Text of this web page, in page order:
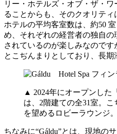
リー・ホテルズ・オブ・ザ・
ることからも、そのクオリテ
ホテルの平均客室数は、約50
め、それぞれの経営者の独自
されているのが楽しみなのです
とこぢんまりとしており、長期
▲ 2024年にオープンした
は、2階建ての全31室。
を望めるロビーラウンジ。
ちなみに“Gáldu”とは、現地の